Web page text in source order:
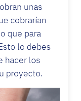
unas
cobrarían
que para
lo debes
hacer los
proyecto.